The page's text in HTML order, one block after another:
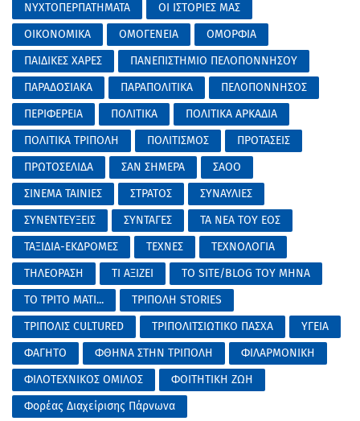
ΝΥΧΤΟΠΕΡΠΑΤΗΜΑΤΑ
ΟΙ ΙΣΤΟΡΙΕΣ ΜΑΣ
ΟΙΚΟΝΟΜΙΚΑ
ΟΜΟΓΕΝΕΙΑ
ΟΜΟΡΦΙΑ
ΠΑΙΔΙΚΕΣ ΧΑΡΕΣ
ΠΑΝΕΠΙΣΤΗΜΙΟ ΠΕΛΟΠΟΝΝΗΣΟΥ
ΠΑΡΑΔΟΣΙΑΚΑ
ΠΑΡΑΠΟΛΙΤΙΚΑ
ΠΕΛΟΠΟΝΝΗΣΟΣ
ΠΕΡΙΦΕΡΕΙΑ
ΠΟΛΙΤΙΚΑ
ΠΟΛΙΤΙΚΑ ΑΡΚΑΔΙΑ
ΠΟΛΙΤΙΚΑ ΤΡΙΠΟΛΗ
ΠΟΛΙΤΙΣΜΟΣ
ΠΡΟΤΑΣΕΙΣ
ΠΡΩΤΟΣΕΛΙΔΑ
ΣΑΝ ΣΗΜΕΡΑ
ΣΑΟΟ
ΣΙΝΕΜΑ ΤΑΙΝΙΕΣ
ΣΤΡΑΤΟΣ
ΣΥΝΑΥΛΙΕΣ
ΣΥΝΕΝΤΕΥΞΕΙΣ
ΣΥΝΤΑΓΕΣ
ΤΑ ΝΕΑ ΤΟΥ ΕΟΣ
ΤΑΞΙΔΙΑ-ΕΚΔΡΟΜΕΣ
ΤΕΧΝΕΣ
ΤΕΧΝΟΛΟΓΙΑ
ΤΗΛΕΟΡΑΣΗ
ΤΙ ΑΞΙΖΕΙ
ΤΟ SITE/BLOG ΤΟΥ ΜΗΝΑ
ΤΟ ΤΡΙΤΟ ΜΑΤΙ...
ΤΡΙΠΟΛΗ STORIES
ΤΡΙΠΟΛΙΣ CULTURED
ΤΡΙΠΟΛΙΤΣΙΩΤΙΚΟ ΠΑΣΧΑ
ΥΓΕΙΑ
ΦΑΓΗΤΟ
ΦΘΗΝΑ ΣΤΗΝ ΤΡΙΠΟΛΗ
ΦΙΛΑΡΜΟΝΙΚΗ
ΦΙΛΟΤΕΧΝΙΚΟΣ ΟΜΙΛΟΣ
ΦΟΙΤΗΤΙΚΗ ΖΩΗ
Φορέας Διαχείρισης Πάρνωνα